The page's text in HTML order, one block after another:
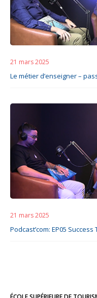
21 mars 2025
Le métier d’enseigner –
21 mars 2025
Podcast’com: EP05